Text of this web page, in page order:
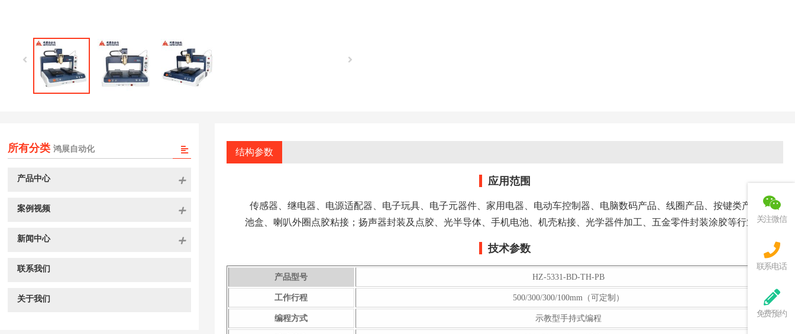
结构参数
应用范围
传感器、继电器、电源适配器、电子玩具、电子元器件、家用电器、电动车控制器、电脑数码产品、线圈产品、按键类产品、电
池盒、喇叭外圈点胶粘接；扬声器封装及点胶、光半导体、手机电池、机壳粘接、光学器件加工、五金零件封装涂胶等行业。
技术参数
产品型号 HZ-5331-BD-TH-PB
工作行程 500/300/300/100mm（可定制）
编程方式 示教型手持式编程
所有分类 鸿展自动化
产品中心
案例视频
新闻中心
联系我们
关于我们
关注微信
联系电话
免费预约